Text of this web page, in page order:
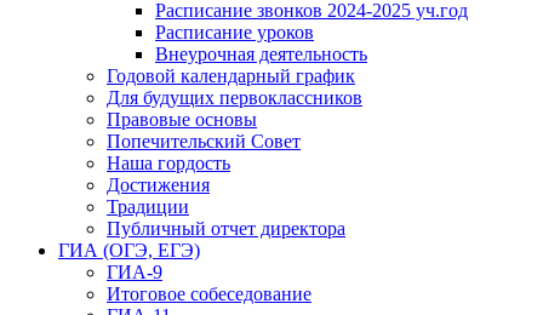
Расписание звонков 2024-2025 уч.год
Расписание уроков
Внеурочная деятельность
Годовой календарный график
Для будущих первоклассников
Правовые основы
Попечительский Совет
Наша гордость
Достижения
Традиции
Публичный отчет директора
ГИА (ОГЭ, ЕГЭ)
ГИА-9
Итоговое собеседование